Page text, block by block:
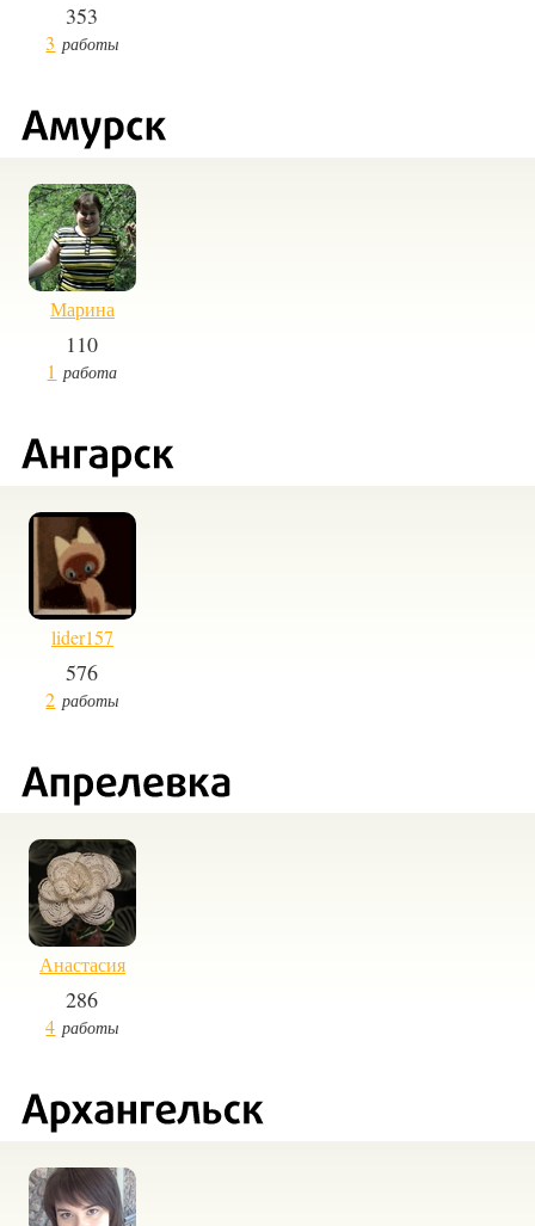
353
3 работы
Марина
110
1 работа
lider157
576
2 работы
Анастасия
286
4 работы